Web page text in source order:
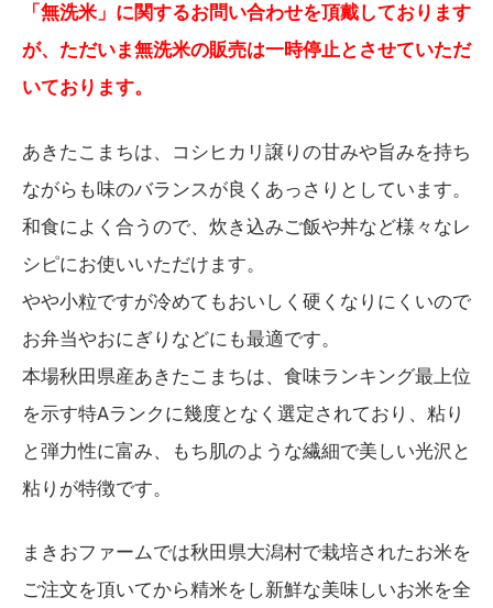
「無洗米」に関するお問い合わせを頂戴しております
が、ただいま無洗米の販売は一時停止とさせていただ
いております。
あきたこまちは、コシヒカリ譲りの甘みや旨みを持ち
ながらも味のバランスが良くあっさりとしています。
和食によく合うので、炊き込みご飯や丼など様々なレ
シピにお使いいただけます。
やや小粒ですが冷めてもおいしく硬くなりにくいので
お弁当やおにぎりなどにも最適です。
本場秋田県産あきたこまちは、食味ランキング最上位
を示す特Aランクに幾度となく選定されており、粘り
と弾力性に富み、もち肌のような繊細で美しい光沢と
粘りが特徴です。
まきおファームでは秋田県大潟村で栽培されたお米を
ご注文を頂いてから精米をし新鮮な美味しいお米を全